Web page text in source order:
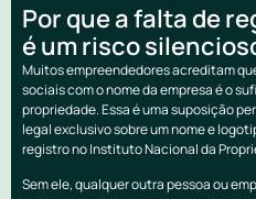
Por que a falta de
é um risco
Muitos empreendedores acreditam
sociais com o nome da empresa é o
propriedade. Essa é uma suposição
legal exclusivo sobre um nome e
registro no Instituto Nacional da
Sem ele, qualquer outra pessoa ou